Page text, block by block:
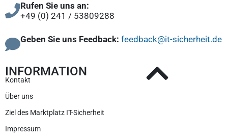
Rufen Sie uns an:
+49 (0) 241 / 53809288
Geben Sie uns Feedback: feedback@it-sicherheit.de
INFORMATION
Kontakt
Über uns
Ziel des Marktplatz IT-Sicherheit
Impressum